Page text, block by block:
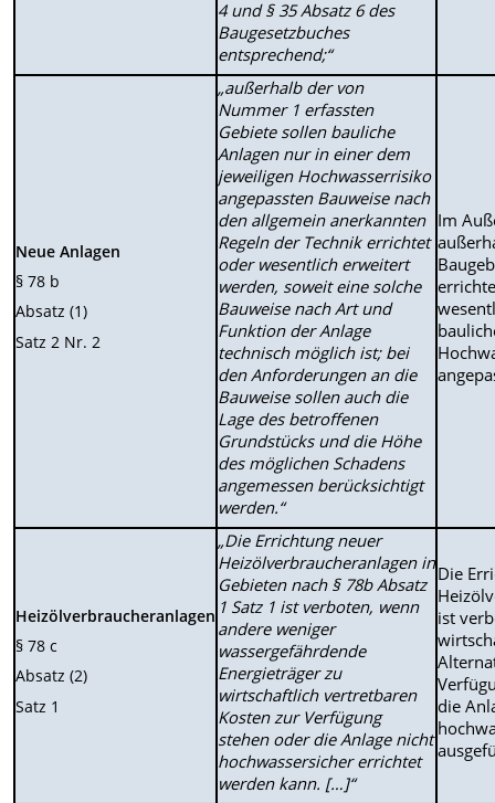
4 und § 35 Absatz 6 des
Baugesetzbuches
entsprechend;“
Neue Anlagen
§ 78 b
Absatz (1)
Satz 2 Nr. 2
„außerhalb der von
Nummer 1 erfassten
Gebiete sollen bauliche
Anlagen nur in einer dem
jeweiligen Hochwasserrisiko
angepassten Bauweise nach
den allgemein anerkannten
Regeln der Technik errichtet
oder wesentlich erweitert
werden, soweit eine solche
Bauweise nach Art und
Funktion der Anlage
technisch möglich ist; bei
den Anforderungen an die
Bauweise sollen auch die
Lage des betroffenen
Grundstücks und die Höhe
des möglichen Schadens
angemessen berücksichtigt
werden.“
Im
Heizölverbraucheranlagen
§ 78 c
Absatz (2)
Satz 1
„Die Errichtung neuer
Heizölver­braucheranlagen in
Gebieten nach § 78b Absatz
1 Satz 1 ist verboten, wenn
andere weniger
wassergefährdende
Energieträger zu
wirtschaftlich vertret­baren
Kosten zur Verfügung
stehen oder die Anlage nicht
hochwas­sersicher errichtet
werden kann. […]“
Die
ist
die